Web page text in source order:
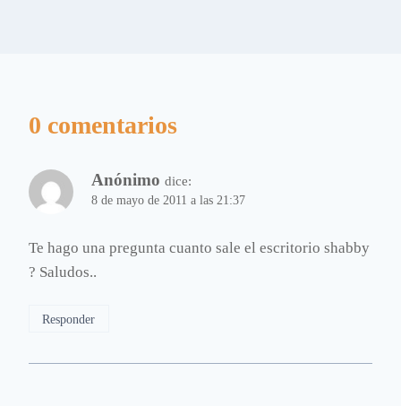
0 comentarios
Anónimo dice:
8 de mayo de 2011 a las 21:37
Te hago una pregunta cuanto sale el escritorio shabby
? Saludos..
Responder